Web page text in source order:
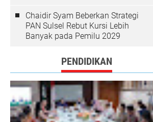
Chaidir Syam Beberkan Strategi
PAN Sulsel Rebut Kursi Lebih
Banyak pada Pemilu 2029
PENDIDIKAN